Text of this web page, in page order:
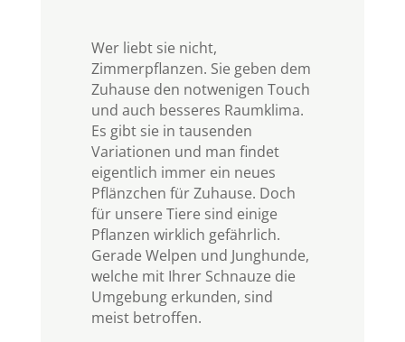
Wer liebt sie nicht,
Zimmerpflanzen. Sie geben dem
Zuhause den notwenigen Touch
und auch besseres Raumklima.
Es gibt sie in tausenden
Variationen und man findet
eigentlich immer ein neues
Pflänzchen für Zuhause. Doch
für unsere Tiere sind einige
Pflanzen wirklich gefährlich.
Gerade Welpen und Junghunde,
welche mit Ihrer Schnauze die
Umgebung erkunden, sind
meist betroffen.